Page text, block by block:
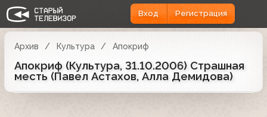
Вход Регистрация
Архив Культура Апокриф
Апокриф (Культура, 31.10.2006) Страшная
месть (Павел Астахов, Алла Демидова)